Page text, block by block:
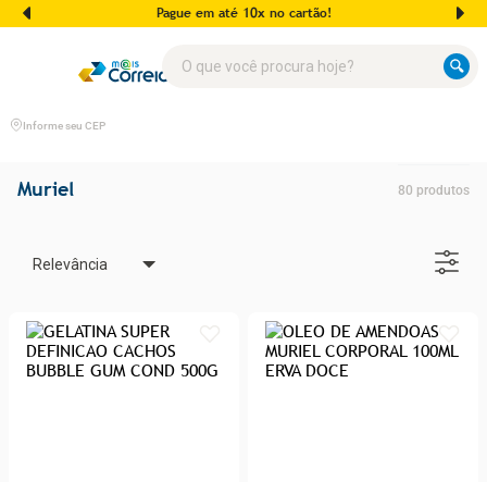
Pague em até 10x no cartão!
Informe seu CEP
Muriel 80 produtos
Relevância